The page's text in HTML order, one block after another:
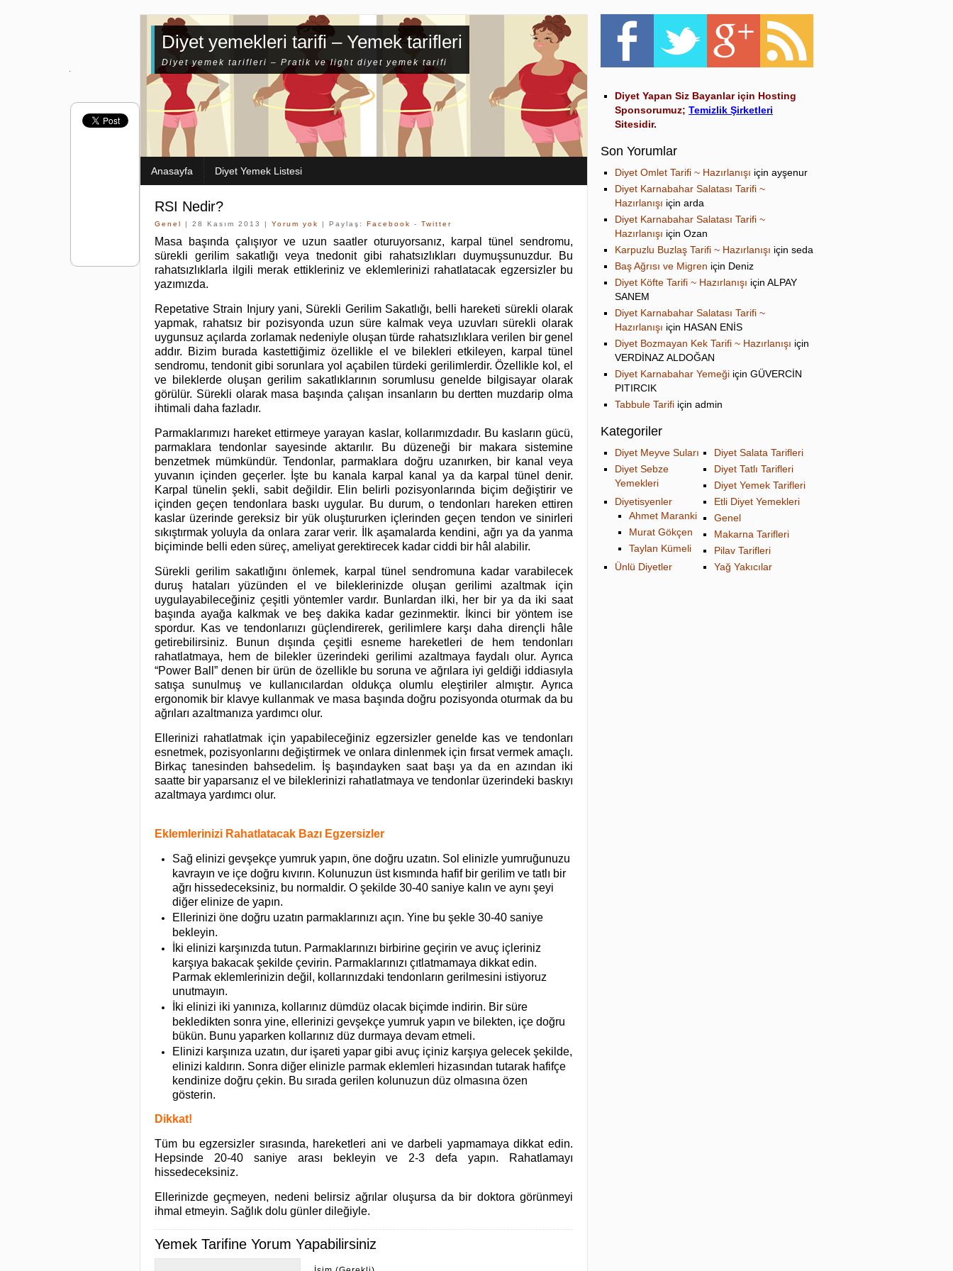
Diyet yemekleri tarifi – Yemek tarifleri
Diyet yemek tarifleri – Pratik ve light diyet yemek tarifi
Anasayfa Diyet Yemek Listesi
RSI Nedir?
Genel | 28 Kasım 2013 | Yorum yok | Paylaş: Facebook - Twitter
Masa başında çalışıyor ve uzun saatler oturuyorsanız, karpal tünel sendromu,
sürekli gerilim sakatlığı veya tnedonit gibi rahatsızlıkları duymuşsunuzdur. Bu
rahatsızlıklarla ilgili merak ettikleriniz ve eklemlerinizi rahatlatacak egzersizler bu
yazımızda.
Repetative Strain Injury yani, Sürekli Gerilim Sakatlığı, belli hareketi sürekli olarak
yapmak, rahatsız bir pozisyonda uzun süre kalmak veya uzuvları sürekli olarak
uygunsuz açılarda zorlamak nedeniyle oluşan türde rahatsızlıklara verilen bir genel
addır. Bizim burada kastettiğimiz özellikle el ve bilekleri etkileyen, karpal tünel
sendromu, tendonit gibi sorunlara yol açabilen türdeki gerilimlerdir. Özellikle kol, el
ve bileklerde oluşan gerilim sakatlıklarının sorumlusu genelde bilgisayar olarak
görülür. Sürekli olarak masa başında çalışan insanların bu dertten muzdarip olma
ihtimali daha fazladır.
Parmaklarımızı hareket ettirmeye yarayan kaslar, kollarımızdadır. Bu kasların gücü,
parmaklara tendonlar sayesinde aktarılır. Bu düzeneği bir makara sistemine
benzetmek mümkündür. Tendonlar, parmaklara doğru uzanırken, bir kanal veya
yuvanın içinden geçerler. İşte bu kanala karpal kanal ya da karpal tünel denir.
Karpal tünelin şekli, sabit değildir. Elin belirli pozisyonlarında biçim değiştirir ve
içinden geçen tendonlara baskı uygular. Bu durum, o tendonları hareken ettiren
kaslar üzerinde gereksiz bir yük oluştururken içlerinden geçen tendon ve sinirleri
sıkıştırmak yoluyla da onlara zarar verir. İlk aşamalarda kendini, ağrı ya da yanma
biçiminde belli eden süreç, ameliyat gerektirecek kadar ciddi bir hâl alabilir.
Sürekli gerilim sakatlığını önlemek, karpal tünel sendromuna kadar varabilecek
duruş hataları yüzünden el ve bileklerinizde oluşan gerilimi azaltmak için
uygulayabileceğiniz çeşitli yöntemler vardır. Bunlardan ilki, her bir ya da iki saat
başında ayağa kalkmak ve beş dakika kadar gezinmektir. İkinci bir yöntem ise
spordur. Kas ve tendonlarıızı güçlendirerek, gerilimlere karşı daha dirençli hâle
getirebilirsiniz. Bunun dışında çeşitli esneme hareketleri de hem tendonları
rahatlatmaya, hem de bilekler üzerindeki gerilimi azaltmaya faydalı olur. Ayrıca
“Power Ball” denen bir ürün de özellikle bu soruna ve ağrılara iyi geldiği iddiasıyla
satışa sunulmuş ve kullanıcılardan oldukça olumlu eleştiriler almıştır. Ayrıca
ergonomik bir klavye kullanmak ve masa başında doğru pozisyonda oturmak da bu
ağrıları azaltmanıza yardımcı olur.
Ellerinizi rahatlatmak için yapabileceğiniz egzersizler genelde kas ve tendonları
esnetmek, pozisyonlarını değiştirmek ve onlara dinlenmek için fırsat vermek amaçlı.
Birkaç tanesinden bahsedelim. İş başındayken saat başı ya da en azından iki
saatte bir yaparsanız el ve bileklerinizi rahatlatmaya ve tendonlar üzerindeki baskıyı
azaltmaya yardımcı olur.
Eklemlerinizi Rahatlatacak Bazı Egzersizler
Sağ elinizi gevşekçe yumruk yapın, öne doğru uzatın. Sol elinizle yumruğunuzu
kavrayın ve içe doğru kıvırın. Kolunuzun üst kısmında hafif bir gerilim ve tatlı bir
ağrı hissedeceksiniz, bu normaldir. O şekilde 30-40 saniye kalın ve aynı şeyi
diğer elinize de yapın.
Ellerinizi öne doğru uzatın parmaklarınızı açın. Yine bu şekle 30-40 saniye
bekleyin.
İki elinizi karşınızda tutun. Parmaklarınızı birbirine geçirin ve avuç içleriniz
karşıya bakacak şekilde çevirin. Parmaklarınızı çıtlatmamaya dikkat edin.
Parmak eklemlerinizin değil, kollarınızdaki tendonların gerilmesini istiyoruz
unutmayın.
İki elinizi iki yanınıza, kollarınız dümdüz olacak biçimde indirin. Bir süre
bekledikten sonra yine, ellerinizi gevşekçe yumruk yapın ve bilekten, içe doğru
bükün. Bunu yaparken kollarınız düz durmaya devam etmeli.
Elinizi karşınıza uzatın, dur işareti yapar gibi avuç içiniz karşıya gelecek şekilde,
elinizi kaldırın. Sonra diğer elinizle parmak eklemleri hizasından tutarak hafifçe
kendinize doğru çekin. Bu sırada gerilen kolunuzun düz olmasına özen
gösterin.
Dikkat!
Tüm bu egzersizler sırasında, hareketleri ani ve darbeli yapmamaya dikkat edin.
Hepsinde 20-40 saniye arası bekleyin ve 2-3 defa yapın. Rahatlamayı
hissedeceksiniz.
Ellerinizde geçmeyen, nedeni belirsiz ağrılar oluşursa da bir doktora görünmeyi
ihmal etmeyin. Sağlık dolu günler dileğiyle.
Yemek Tarifine Yorum Yapabilirsiniz
Diyet Yapan Siz Bayanlar için Hosting
Sponsorumuz; Temizlik Şirketleri
Sitesidir.
Son Yorumlar
Diyet Omlet Tarifi ~ Hazırlanışı için ayşenur
Diyet Karnabahar Salatası Tarifi ~
Hazırlanışı için arda
Diyet Karnabahar Salatası Tarifi ~
Hazırlanışı için Ozan
Karpuzlu Buzlaş Tarifi ~ Hazırlanışı için seda
Baş Ağrısı ve Migren için Deniz
Diyet Köfte Tarifi ~ Hazırlanışı için ALPAY
SANEM
Diyet Karnabahar Salatası Tarifi ~
Hazırlanışı için HASAN ENİS
Diyet Bozmayan Kek Tarifi ~ Hazırlanışı için
VERDİNAZ ALDOĞAN
Diyet Karnabahar Yemeği için GÜVERCİN
PITIRCIK
Tabbule Tarifi için admin
Kategoriler
Diyet Meyve Suları
Diyet Salata Tarifleri
Diyet Sebze
Yemekleri
Diyet Tatlı Tarifleri
Diyet Yemek Tarifleri
Diyetisyenler
Ahmet Maranki
Murat Gökçen
Taylan Kümeli
Etli Diyet Yemekleri
Genel
Makarna Tarifleri
Pilav Tarifleri
Ünlü Diyetler
Yağ Yakıcılar